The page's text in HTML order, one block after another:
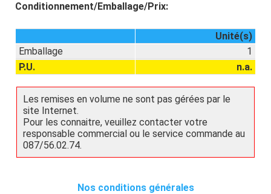
Conditionnement/Emballage/Prix:
Unité(s)
Emballage
1
P.U.
n.a.
Les remises en volume ne sont pas gérées par le
site Internet.
Pour les connaitre, veuillez contacter votre
responsable commercial ou le service commande au
087/56.02.74.
Nos conditions générales